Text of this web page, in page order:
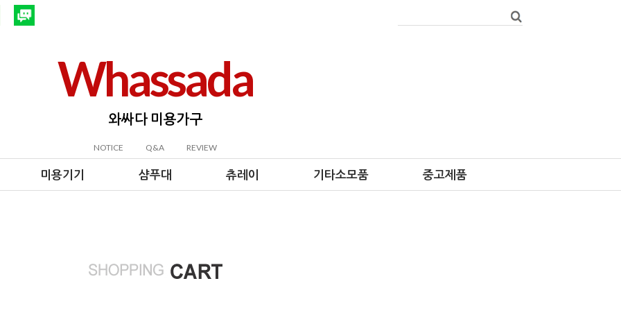
Whassada
와싸다 미용가구
NOTICE Q&A REVIEW
미용기기 샴푸대 츄레이 기타소모품 중고제품